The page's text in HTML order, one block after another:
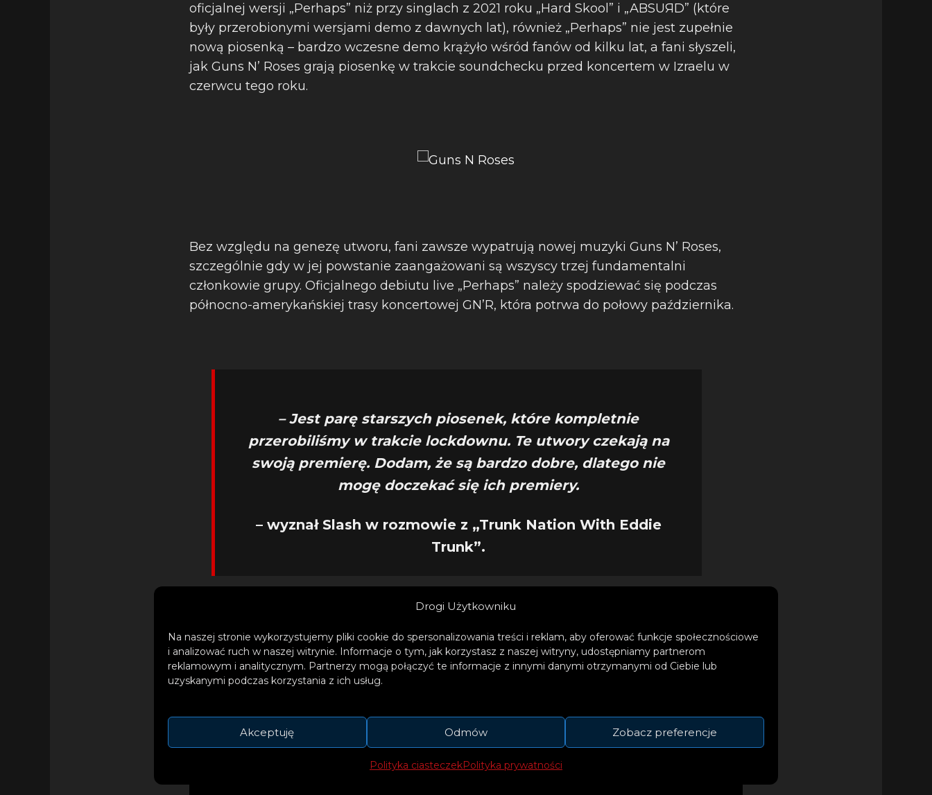
Drogi Użytkowniku
Na naszej stronie wykorzystujemy pliki cookie do spersonalizowania treści i reklam, aby oferować funkcje społecznościowe
i analizować ruch w naszej witrynie. Informacje o tym, jak korzystasz z naszej witryny, udostępniamy partnerom
reklamowym i analitycznym. Partnerzy mogą połączyć te informacje z innymi danymi otrzymanymi od Ciebie lub
uzyskanymi podczas korzystania z ich usług.
Akceptuję Odmów Zobacz preferencje
Polityka ciasteczekPolityka prywatności
oficjalnej wersji „Perhaps” niż przy singlach z 2021 roku „Hard Skool” i „ABSUЯD” (które
były przerobionymi wersjami demo z dawnych lat), również „Perhaps” nie jest zupełnie
nową piosenką – bardzo wczesne demo krążyło wśród fanów od kilku lat, a fani słyszeli,
jak Guns N’ Roses grają piosenkę w trakcie soundchecku przed koncertem w Izraelu w
czerwcu tego roku.
Bez względu na genezę utworu, fani zawsze wypatrują nowej muzyki Guns N’ Roses,
szczególnie gdy w jej powstanie zaangażowani są wszyscy trzej fundamentalni
członkowie grupy. Oficjalnego debiutu live „Perhaps” należy spodziewać się podczas
północno-amerykańskiej trasy koncertowej GN’R, która potrwa do połowy października.
– Jest parę starszych piosenek, które kompletnie
przerobiliśmy w trakcie lockdownu. Te utwory czekają na
swoją premierę. Dodam, że są bardzo dobre, dlatego nie
mogę doczekać się ich premiery.
– wyznał Slash w rozmowie z „Trunk Nation With Eddie
Trunk”.